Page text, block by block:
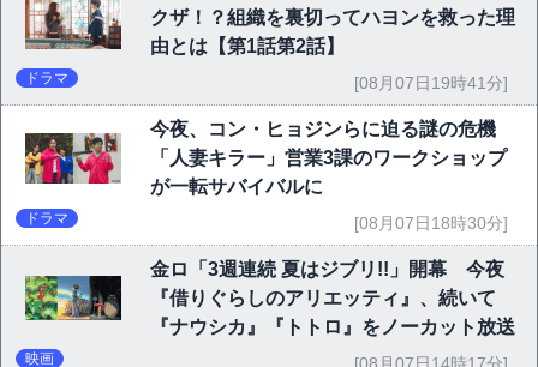
クザ！？組織を裏切ってハヨンを救った理
由とは【第1話第2話】
ドラマ [08月07日19時41分]
今夜、コン・ヒョジンらに迫る謎の危機
「人妻キラー」営業3課のワークショップ
が一転サバイバルに
ドラマ [08月07日18時30分]
金ロ「3週連続 夏はジブリ!!」開幕 今夜
『借りぐらしのアリエッティ』、続いて
『ナウシカ』『トトロ』をノーカット放送
映画 [08月07日14時17分]